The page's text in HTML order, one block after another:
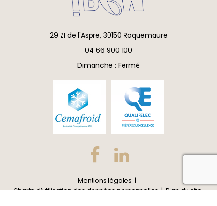
29 ZI de l'Aspre, 30150 Roquemaure
04 66 900 100
Dimanche : Fermé
Mentions légales
Charte d’utilisation des données personnelles
Plan du site